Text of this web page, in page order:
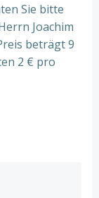
Sie bitte
Joachim
beträgt 9
2 € pro